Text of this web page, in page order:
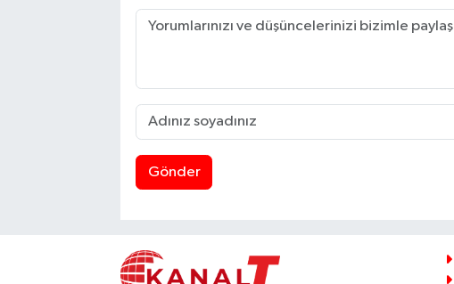
Gönder